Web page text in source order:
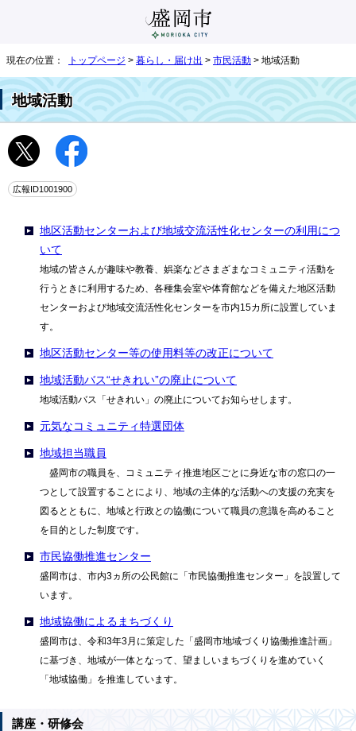
現在の位置： トップページ > 暮らし・届け出 > 市民活動 > 地域活動
地域活動
広報ID1001900
地区活動センターおよび地域交流活性化センターの利用につ
いて
地域の皆さんが趣味や教養、娯楽などさまざまなコミュニティ活動を
行うときに利用するため、各種集会室や体育館などを備えた地区活動
センターおよび地域交流活性化センターを市内15カ所に設置していま
す。
地区活動センター等の使用料等の改正について
地域活動バス“せきれい”の廃止について
地域活動バス「せきれい」の廃止についてお知らせします。
元気なコミュニティ特選団体
地域担当職員
盛岡市の職員を、コミュニティ推進地区ごとに身近な市の窓口の一
つとして設置することにより、地域の主体的な活動への支援の充実を
図るとともに、地域と行政との協働について職員の意識を高めること
を目的とした制度です。
市民協働推進センター
盛岡市は、市内3ヵ所の公民館に「市民協働推進センター」を設置して
います。
地域協働によるまちづくり
盛岡市は、令和3年3月に策定した「盛岡市地域づくり協働推進計画」
に基づき、地域が一体となって、望ましいまちづくりを進めていく
「地域協働」を推進しています。
講座・研修会